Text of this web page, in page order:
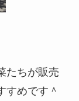
たちが販売
すめです＾